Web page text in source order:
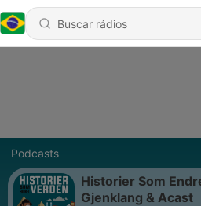
Podcasts
Historier Som
Gjenklang & Acast